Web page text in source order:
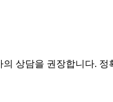
상담을 권장합니다.